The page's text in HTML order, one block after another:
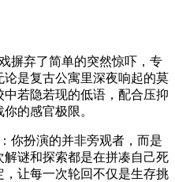
弃了简单的突然惊吓，专
是复古公寓里深夜响起的莫
若隐若现的低语，配合压抑
的感官极限。
扮演的并非旁观者，而是
谜和探索都是在拼凑自己死
让每一次轮回不仅是生存挑